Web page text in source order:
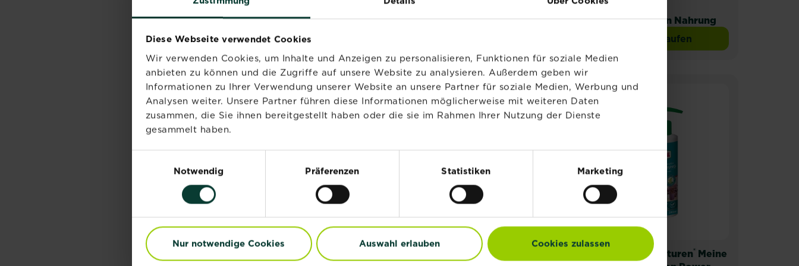
Diese Webseite verwendet Cookies
Wir verwenden Cookies, um Inhalte und Anzeigen zu personalisieren, Funktionen für soziale Medien
anbieten zu können und die Zugriffe auf unsere Website zu analysieren. Außerdem geben wir
Informationen zu Ihrer Verwendung unserer Website an unsere Partner für soziale Medien, Werbung und
Analysen weiter. Unsere Partner führen diese Informationen möglicherweise mit weiteren Daten
zusammen, die Sie ihnen bereitgestellt haben oder die sie im Rahmen Ihrer Nutzung der Dienste
gesammelt haben.
Notwendig
Präferenzen Statistiken Marketing
Nur notwendige Cookies Auswahl erlauben Cookies zulassen
Nahrung
Jetzt kaufen
Nahrung
SUBSTRAL
Balkonpflanzen Nahrung
Jetzt kaufenSUBSTRAL®
SUBSTRAL ®Pflanzen
SUBSTRAL® Balkon- &
SUBSTRAL®Naturen® Meine